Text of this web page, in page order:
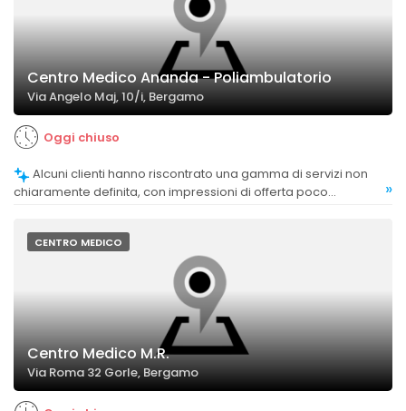
Centro Medico Ananda - Poliambulatorio
Via Angelo Maj, 10/i, Bergamo
Oggi chiuso
chiaramente definita, con impressioni di offerta poco
»
CENTRO MEDICO
Centro Medico M.R.
Via Roma 32 Gorle, Bergamo